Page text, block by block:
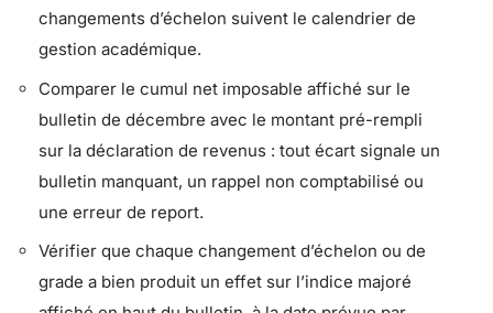
changements d’échelon suivent le calendrier de
gestion académique.
Comparer le cumul net imposable affiché sur le
bulletin de décembre avec le montant pré-rempli
sur la déclaration de revenus : tout écart signale un
bulletin manquant, un rappel non comptabilisé ou
une erreur de report.
Vérifier que chaque changement d’échelon ou de
grade a bien produit un effet sur l’indice majoré